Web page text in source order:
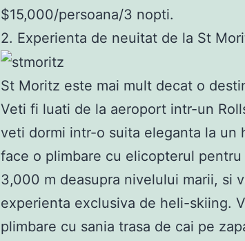
$15,000/persoana/3 nopti.
2. Experienta de neuitat de la St
St Moritz este mai mult decat o
Veti fi luati de la aeroport intr-un
veti dormi intr-o suita eleganta la un
face o plimbare cu elicopterul
3,000 m deasupra nivelului marii, si
experienta exclusiva de heli-skiing.
plimbare cu sania trasa de cai pe